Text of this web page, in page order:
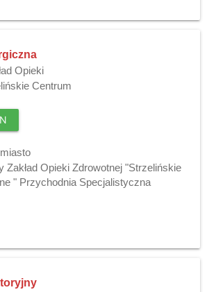
Opieki
Centrum
Zakład Opieki Zdrowotnej "Strzelińskie
" Przychodnia Specjalistyczna